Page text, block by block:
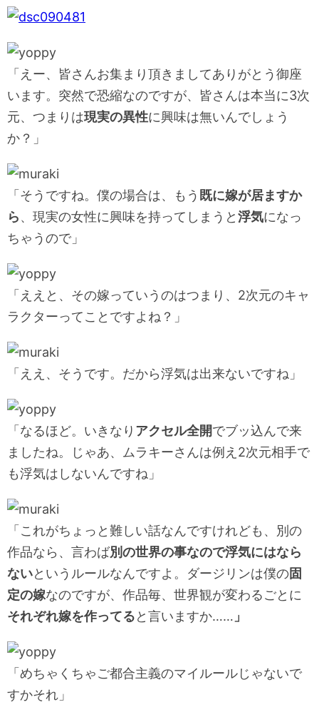
「えー、皆さんお集まり頂きましてありがとう御座
います。突然で恐縮なのですが、皆さんは本当に3次
元、つまりは現実の異性に興味は無いんでしょう
か？」
「そうですね。僕の場合は、もう 既に嫁が居ますか
ら、現実の女性に興味を持ってしまうと浮気になっ
ちゃうので」
「ええと、その嫁っていうのはつまり、2次元のキャ
ラクターってことですよね？」
「ええ、そうです。だから浮気は出来ないですね」
「なるほど。いきなり アクセル全開でブッ込んで来
ましたね。じゃあ、ムラキーさんは例え2次元相手で
も浮気はしないんですね」
「これがちょっと難しい話なんですけれども、別の
作品なら、言わば別の世界の事なので浮気にはなら
ないというルールなんですよ。ダージリンは僕の固
定の嫁なのですが、作品毎、世界観が変わるごとに
それぞれ嫁を作ってると言いますか…… 」
「めちゃくちゃご都合主義のマイルールじゃないで
すかそれ」